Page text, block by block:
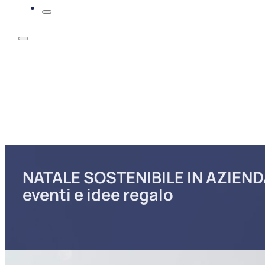
NATALE SOSTENIBILE IN
eventi e idee regalo